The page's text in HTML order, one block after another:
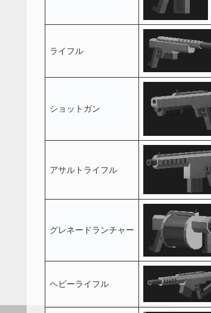
ライフル
ショットガン
アサルトライフル
グレネードランチャー
ヘビーライフル